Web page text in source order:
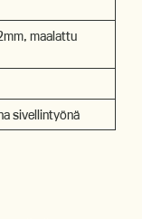
maalattu
sivellintyönä